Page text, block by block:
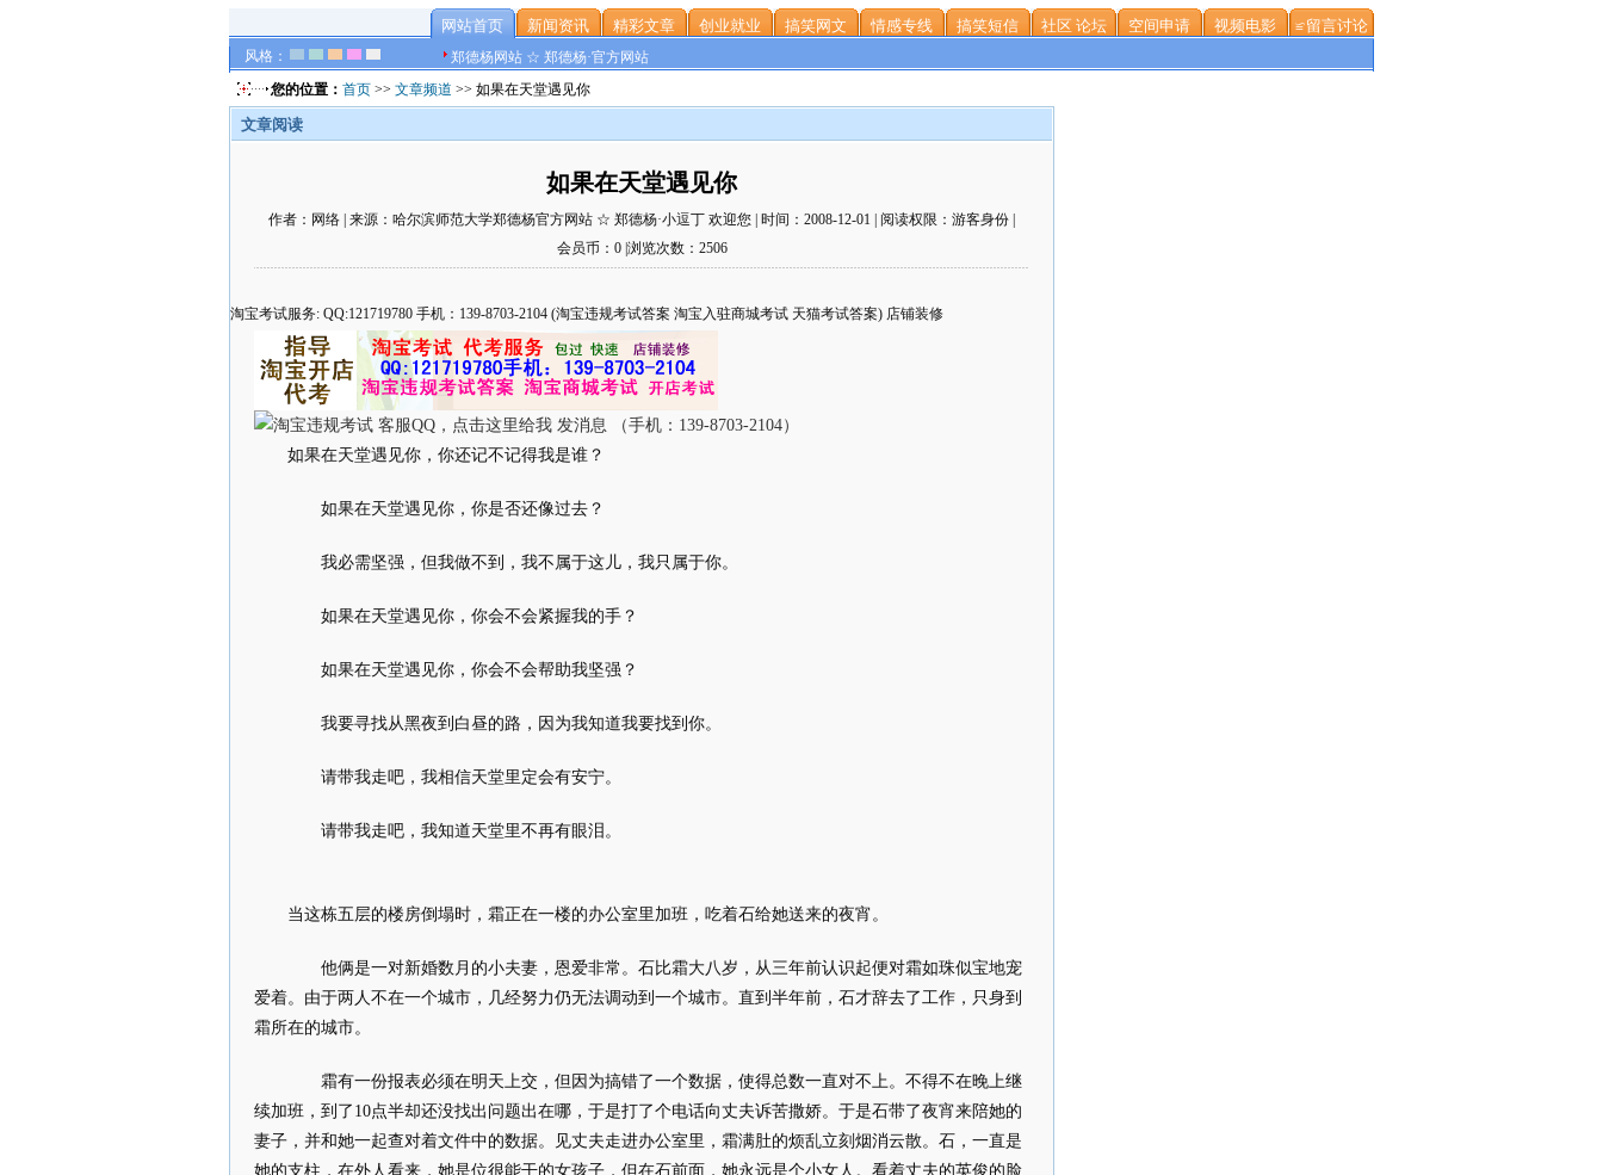
风格：
网站首页 新闻资讯 精彩文章 创业就业 搞笑网文 情感专线 搞笑短信 社区 论坛 空间申请 视频电影 ≌留言讨论
郑德杨网站 ☆ 郑德杨·官方网站
您的位置： 首页 >> 文章频道 >> 如果在天堂遇见你
文章阅读
如果在天堂遇见你
作者：网络 | 来源：哈尔滨师范大学郑德杨官方网站 ☆ 郑德杨·小逗丁 欢迎您 | 时间：2008-12-01 | 阅读权限：游客身份 |
会员币：0 |浏览次数：2506
淘宝考试服务: QQ:121719780 手机：139-8703-2104 (淘宝违规考试答案 淘宝入驻商城考试 天猫考试答案) 店铺装修
如果在天堂遇见你，你还记不记得我是谁？
如果在天堂遇见你，你是否还像过去？
我必需坚强，但我做不到，我不属于这儿，我只属于你。
如果在天堂遇见你，你会不会紧握我的手？
如果在天堂遇见你，你会不会帮助我坚强？
我要寻找从黑夜到白昼的路，因为我知道我要找到你。
请带我走吧，我相信天堂里定会有安宁。
请带我走吧，我知道天堂里不再有眼泪。
当这栋五层的楼房倒塌时，霜正在一楼的办公室里加班，吃着石给她送来的夜宵。
他俩是一对新婚数月的小夫妻，恩爱非常。石比霜大八岁，从三年前认识起便对霜如珠似宝地宠
爱着。由于两人不在一个城市，几经努力仍无法调动到一个城市。直到半年前，石才辞去了工作，只身到
霜所在的城市。
霜有一份报表必须在明天上交，但因为搞错了一个数据，使得总数一直对不上。不得不在晚上继
续加班，到了10点半却还没找出问题出在哪，于是打了个电话向丈夫诉苦撒娇。于是石带了夜宵来陪她的
妻子，并和她一起查对着文件中的数据。见丈夫走进办公室里，霜满肚的烦乱立刻烟消云散。石，一直是
她的支柱，在外人看来，她是位很能干的女孩子，但在石前面，她永远是个小女人。看着丈夫的英俊的脸